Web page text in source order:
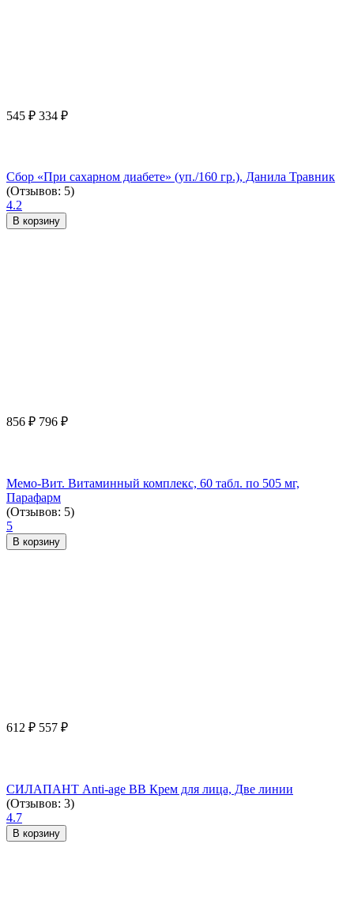
545 ₽ 334 ₽
Сбор «При сахарном диабете» (уп./160 гр.), Данила Травник
(Отзывов: 5)
4.2
В корзину
856 ₽ 796 ₽
Мемо-Вит. Витаминный комплекс, 60 табл. по 505 мг,
Парафарм
(Отзывов: 5)
5
В корзину
612 ₽ 557 ₽
СИЛАПАНТ Anti-age ВВ Крем для лица, Две линии
(Отзывов: 3)
4.7
В корзину